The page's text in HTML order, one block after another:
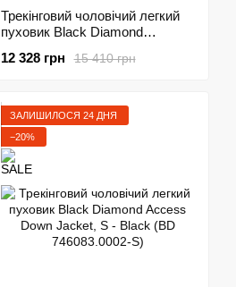
Трекінговий чоловічий легкий
пуховик Black Diamond
Black (BD 7440030002MED1)
15 410 грн
12 328 грн
ЗАЛИШИЛОСЯ 24 ДНЯ
−20%